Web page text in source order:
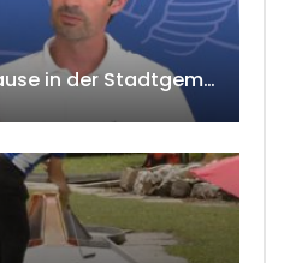
Keine Corona-Pause in der Stadtgemeinde Gänserndorf Teil 1. w4tv173-2021